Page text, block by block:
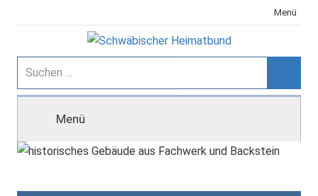
Inhalt
Menü
Schwäbischer
Heimatbund
Suchen
nach:
Menü